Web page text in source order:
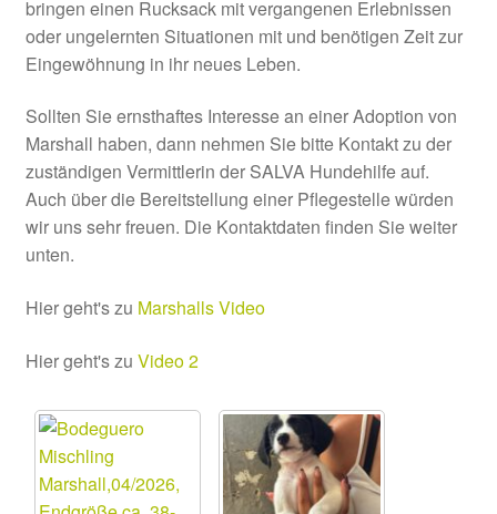
bringen einen Rucksack mit vergangenen Erlebnissen
oder ungelernten Situationen mit und benötigen Zeit zur
Eingewöhnung in ihr neues Leben.
Sollten Sie ernsthaftes Interesse an einer Adoption von
Marshall haben, dann nehmen Sie bitte Kontakt zu der
zuständigen Vermittlerin der SALVA Hundehilfe auf.
Auch über die Bereitstellung einer Pflegestelle würden
wir uns sehr freuen. Die Kontaktdaten finden Sie weiter
unten.
Hier geht's zu Marshalls Video
Hier geht's zu Video 2